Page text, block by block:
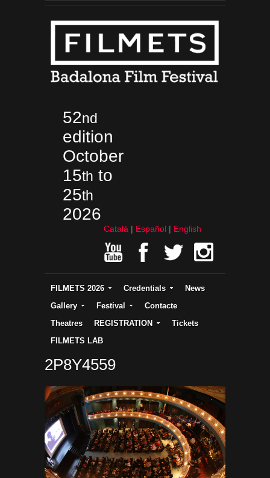
52nd
edition
October
15th to
25th
2026
Català Español English
FILMETS 2026 Credentials
News
Gallery
Festival
Contacte
Theatres
REGISTRATION
Tickets
FILMETS LAB
2P8Y4559